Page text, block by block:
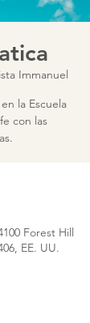
Immanuel
la Escuela
con las
Forest Hill
EE. UU.